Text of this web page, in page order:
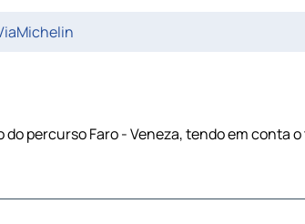
percurso Faro - Veneza, tendo em conta